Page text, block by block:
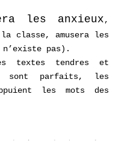
les anxieux,
classe, amusera les
pas).
textes tendres et
sont parfaits, les
les mots des